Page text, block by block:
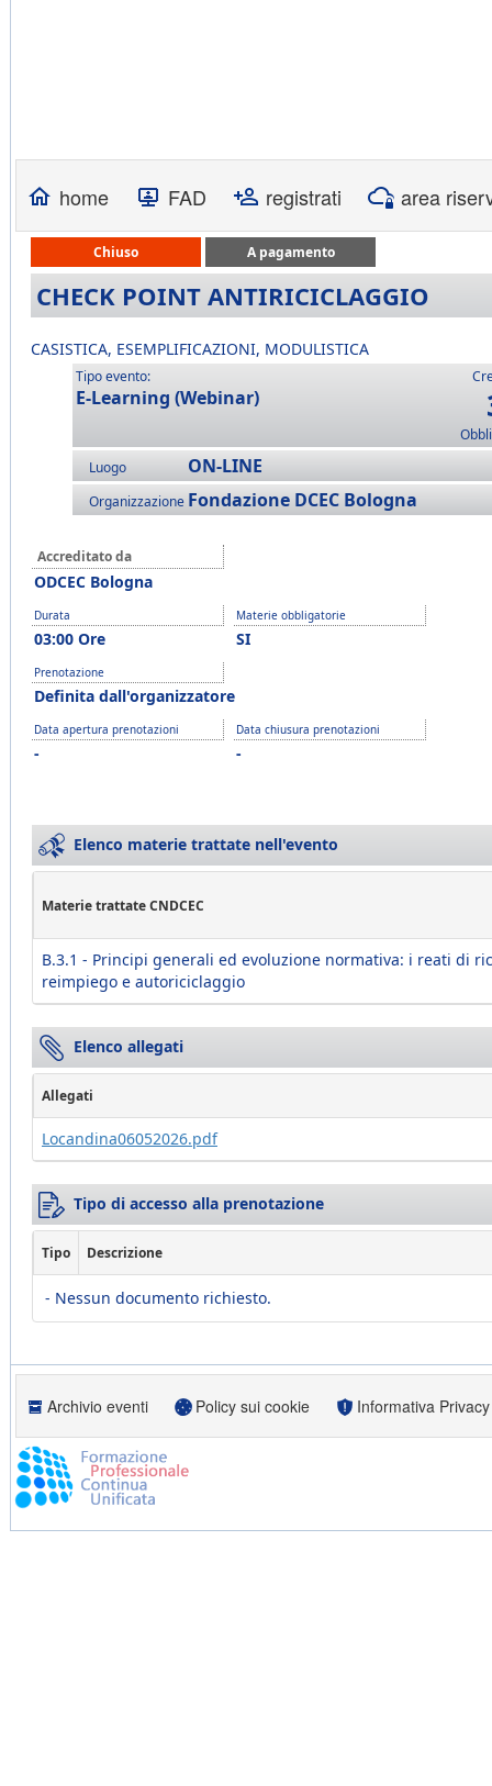
home FAD registrati area
Chiuso A pagamento
CHECK POINT ANTIRICICLAGGIO
CASISTICA, ESEMPLIFICAZIONI, MODULISTICA
Tipo evento:
E-Learning (Webinar)
Luogo
ON-LINE
Organizzazione Fondazione DCEC Bologna
Accreditato da
ODCEC Bologna
Durata
03:00 Ore
Materie obbligatorie
SI
Prenotazione
Definita dall'organizzatore
Data apertura prenotazioni
-
Data chiusura prenotazioni
-
Elenco materie trattate nell'evento
Materie trattate CNDCEC
B.3.1 - Principi generali ed evoluzione normativa: i reati di
reimpiego e autoriciclaggio
Elenco allegati
Allegati
Locandina06052026.pdf
Tipo di accesso alla prenotazione
Tipo Descrizione
- Nessun documento richiesto.
Archivio eventi Policy sui cookie Informativa Privacy